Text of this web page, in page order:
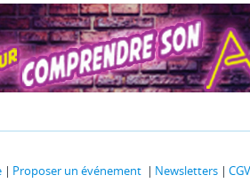
Proposer un événement Newsletters CGV